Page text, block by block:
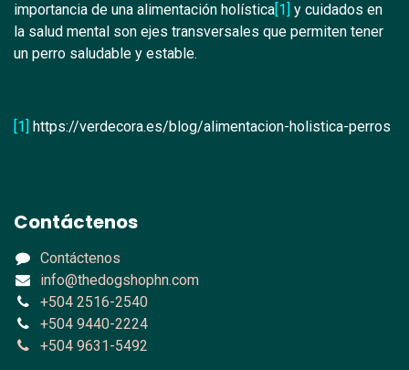
importancia de una alimentación holística[1] y cuidados en
la salud mental son ejes transversales que permiten tener
un perro saludable y estable.
[1] https://verdecora.es/blog/alimentacion-holistica-perros
Contáctenos
Contáctenos
info@thedogshophn.com
+504 2516-2540
+504 9440-2224
+504 9631-5492